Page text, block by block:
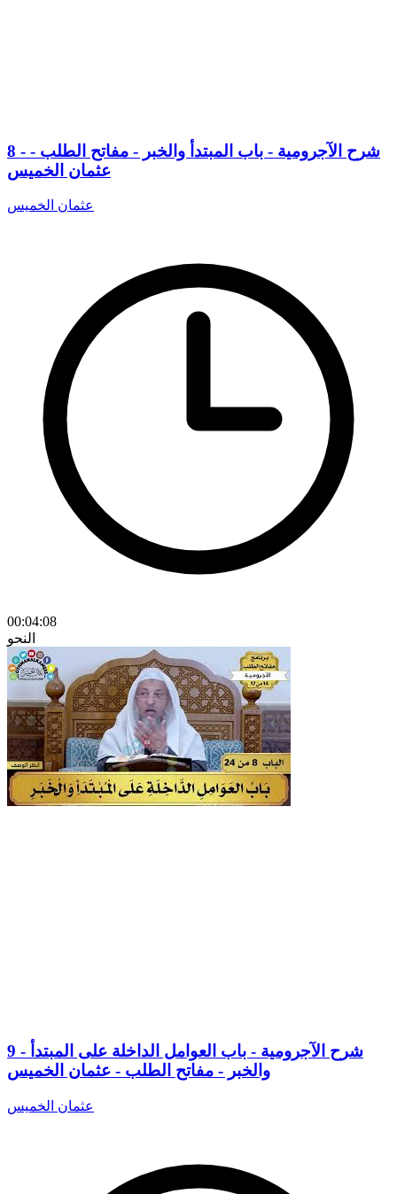
8 - شرح الآجرومية - باب المبتدأ والخبر - مفاتح الطلب -
عثمان الخميس
عثمان الخميس
00:04:08
النحو
9 - شرح الآجرومية - باب العوامل الداخلة على المبتدأ
والخبر - مفاتح الطلب - عثمان الخميس
عثمان الخميس